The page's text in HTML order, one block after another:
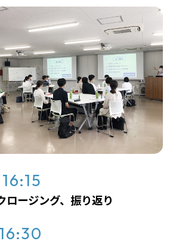
ロージング、振り返り